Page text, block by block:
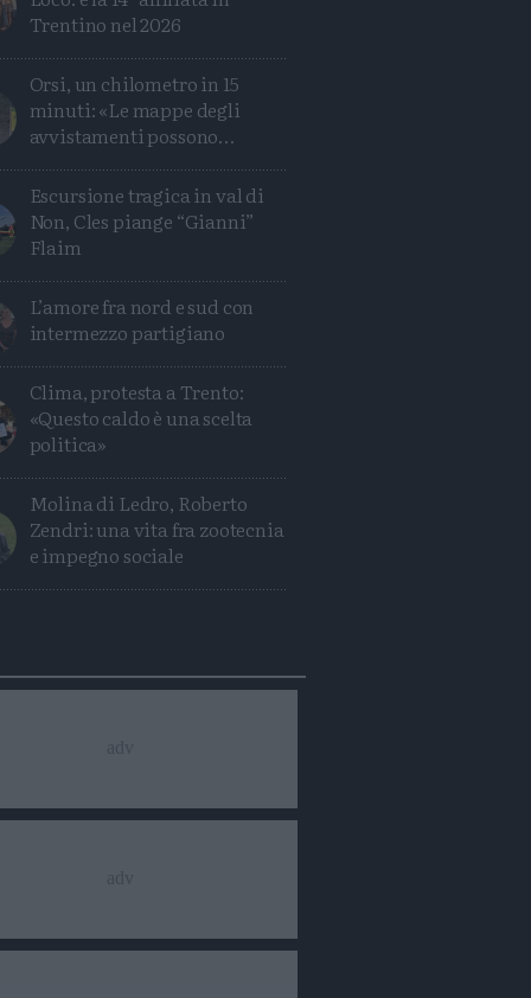
Condividi
Condividi
TwitterCondividi
Mail
Trentino nel 2026
Orsi, un chilometro in 15
minuti: «Le mappe degli
avvistamenti possono
Escursione tragica in val di
Non, Cles piange “Gianni”
Flaim
L’amore fra nord e sud con
intermezzo partigiano
Clima, protesta a Trento:
«Questo caldo è una scelta
politica»
Molina di Ledro, Roberto
Zendri: una vita fra zootecnia
e impegno sociale